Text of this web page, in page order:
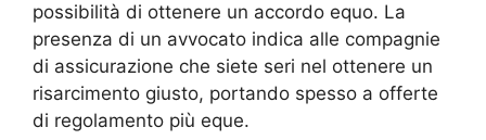
possibilità di ottenere un accordo equo. La
presenza di un avvocato indica alle compagnie
di assicurazione che siete seri nel ottenere un
risarcimento giusto, portando spesso a offerte
di regolamento più eque.